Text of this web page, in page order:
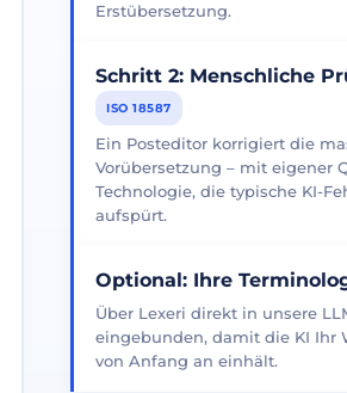
Erstübersetzung.
Schritt 2: Menschliche
ISO 18587
Ein Posteditor korrigiert die
Vorübersetzung – mit eigener
Technologie, die typische KI-
aufspürt.
Optional: Ihre
Über Lexeri direkt in unsere
eingebunden, damit die KI Ihr
von Anfang an einhält.